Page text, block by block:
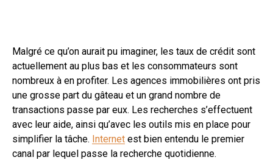
Malgré ce qu’on aurait pu imaginer, les taux de crédit sont
actuellement au plus bas et les consommateurs sont
nombreux à en profiter. Les agences immobilières ont pris
une grosse part du gâteau et un grand nombre de
transactions passe par eux. Les recherches s’effectuent
avec leur aide, ainsi qu’avec les outils mis en place pour
simplifier la tâche. Internet est bien entendu le premier
canal par lequel passe la recherche quotidienne.